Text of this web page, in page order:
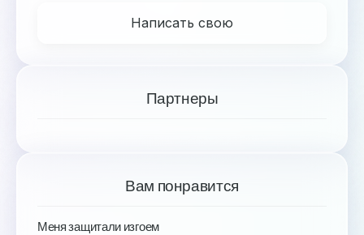
Написать свою
Партнеры
Вам понравится
Меня защитали изгоем